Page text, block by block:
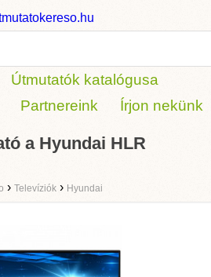
Útmutatók katalógusa
Partnereink Írjon nekünk
a Hyundai HLR
› Televíziók › Hyundai